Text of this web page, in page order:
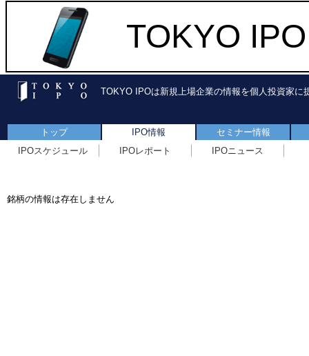
TOKYO
TOKYO IPOは新規上場企業の情報を個人投資家に
トップ IPO情報
セミナー情報
IPOスケジュール
IPOレポート IPOニュース
銘柄の情報は存在しません